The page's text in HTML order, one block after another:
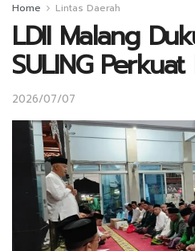
Home Lintas Daerah
LDII Malang
SULING
2026/07/07